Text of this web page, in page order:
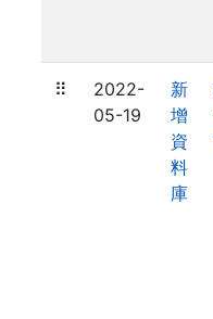
⠿
2022-
05-19
新
增
資
料
庫